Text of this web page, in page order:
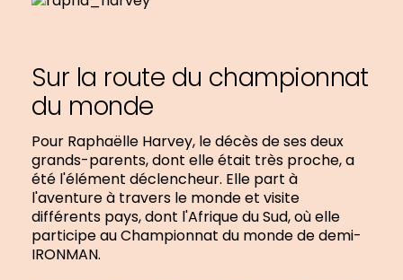
Sur la route du championnat
du monde
Pour Raphaëlle Harvey, le décès de ses deux
grands-parents, dont elle était très proche, a
été l'élément déclencheur. Elle part à
l'aventure à travers le monde et visite
différents pays, dont l'Afrique du Sud, où elle
participe au Championnat du monde de demi-
IRONMAN.